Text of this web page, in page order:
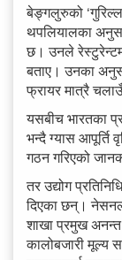
बेङ्गलुरुको
थपलियालका
छ। उनले
बताए। उनका
फ्रायर मात्रै
यसबीच भारतका
भन्दै ग्यास आपूर्ति
गठन गरिएको
तर उद्योग
दिएका छन्।
शाखा प्रमुख अनन्त
कालोबजारी मूल्य